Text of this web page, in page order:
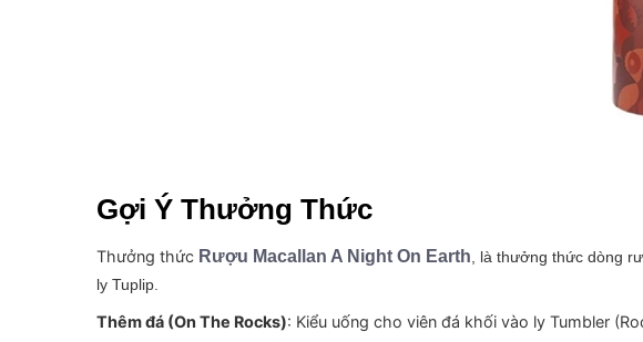
Gợi Ý Thưởng Thức
Thưởng thức Rượu Macallan A Night On Earth , là thưởng thức dòng
ly Tuplip.
Thêm đá (On The Rocks): Kiểu uống cho viên đá khối vào ly Tumbler